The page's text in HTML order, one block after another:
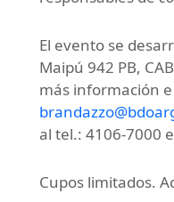
El evento se
Maipú 942 PB,
más información
al tel.: 4106-7000
Cupos limitados.